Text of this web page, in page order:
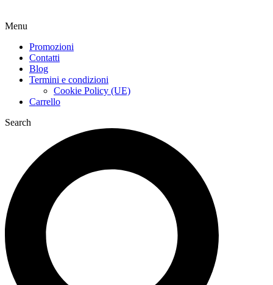
Menu
Promozioni
Contatti
Blog
Termini e condizioni
Cookie Policy (UE)
Carrello
Search